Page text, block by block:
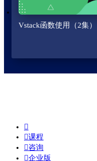
Vstack函数使用（2集）

课程
咨询
企业版